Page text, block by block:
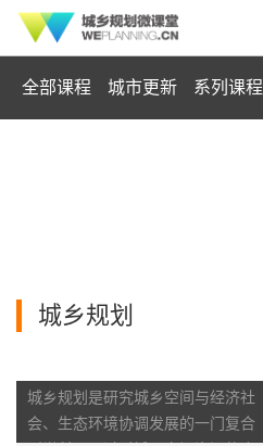
全部课程 城市更新 系列课程
城乡规划
城乡规划是研究城乡空间与经济社
会、生态环境协调发展的一门复合